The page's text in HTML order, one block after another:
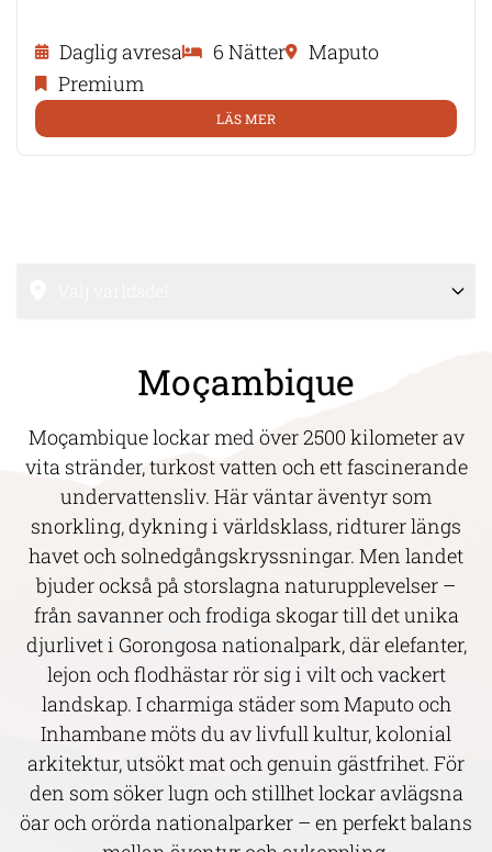
Daglig avresa 6 Nätter
Maputo
Premium
LÄS MER
Moçambique
Moçambique lockar med över 2500 kilometer av
vita stränder, turkost vatten och ett fascinerande
undervattensliv. Här väntar äventyr som
snorkling, dykning i världsklass, ridturer längs
havet och solnedgångskryssningar. Men landet
bjuder också på storslagna naturupplevelser –
från savanner och frodiga skogar till det unika
djurlivet i Gorongosa nationalpark, där elefanter,
lejon och flodhästar rör sig i vilt och vackert
landskap. I charmiga städer som Maputo och
Inhambane möts du av livfull kultur, kolonial
arkitektur, utsökt mat och genuin gästfrihet. För
den som söker lugn och stillhet lockar avlägsna
öar och orörda nationalparker – en perfekt balans